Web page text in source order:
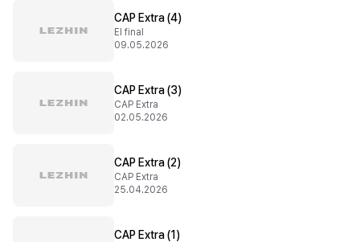
CAP Extra (4)
El final
09.05.2026
CAP Extra (3)
CAP Extra
02.05.2026
CAP Extra (2)
CAP Extra
25.04.2026
CAP Extra (1)